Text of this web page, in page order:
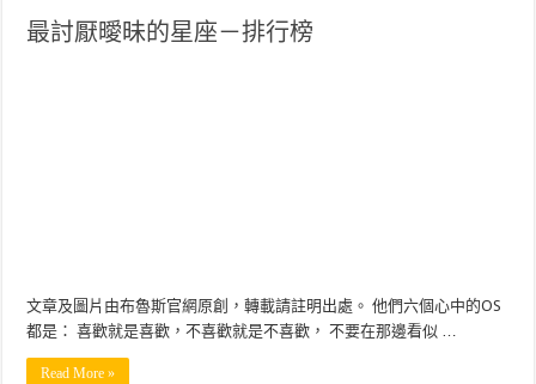
最討厭曖昧的星座－排行榜
文章及圖片由布魯斯官網原創，轉載請註明出處。 他們六個心中的OS
都是： 喜歡就是喜歡，不喜歡就是不喜歡， 不要在那邊看似 …
Read More »